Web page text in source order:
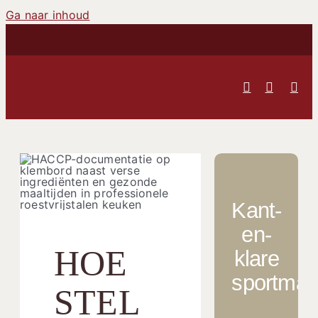
Ga naar inhoud
HOE
STEL
Kant-
en-
klare